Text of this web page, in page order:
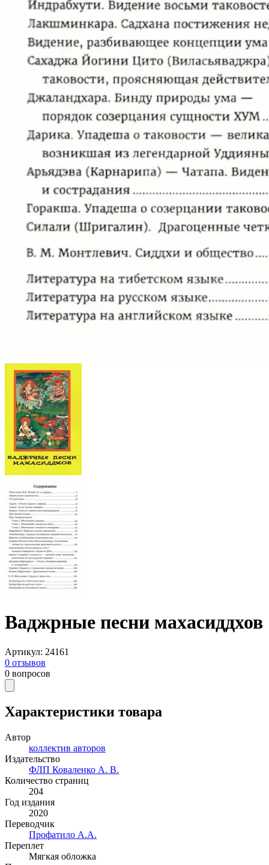
Ваджрные песни махасиддхов
Артикул: 24161
0 отзывов
0 вопросов
Характеристики товара
Автор
коллектив авторов
Издательство
ФЛП Коваленко А. В.
Количество страниц
204
Год издания
2020
Переводчик
Профатило А.А.
Переплет
Мягкая обложка